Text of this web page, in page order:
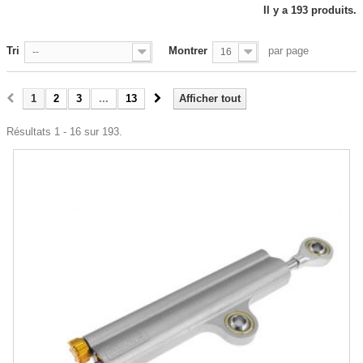
Il y a 193 produits.
Tri -- Montrer 16 par page
Afficher tout
1 2 3 ... 13
Résultats 1 - 16 sur 193.